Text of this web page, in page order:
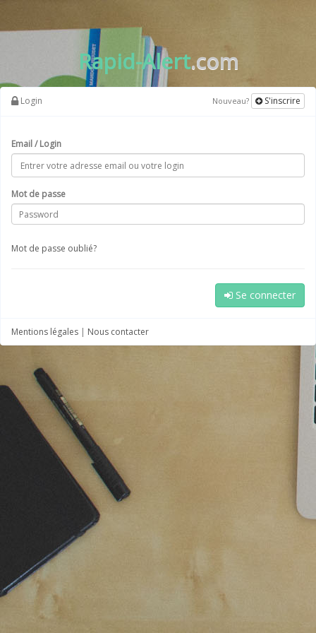
Rapid-Alert.com
Login Nouveau? S'inscrire
Email / Login
Mot de passe
Mot de passe oublié?
Se connecter
Mentions légales | Nous contacter